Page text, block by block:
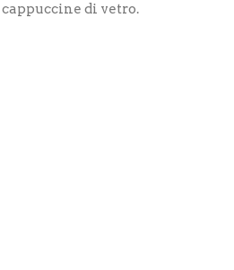
di vetro.